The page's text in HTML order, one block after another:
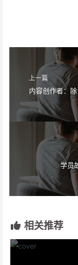
上一篇
内容创作者：
学员
相关推荐